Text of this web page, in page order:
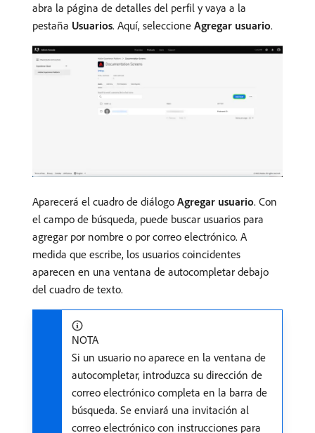
abra la página de detalles del perfil y vaya a la
pestaña Usuarios. Aquí, seleccione Agregar usuario.
Aparecerá el cuadro de diálogo Agregar usuario. Con
el campo de búsqueda, puede buscar usuarios para
agregar por nombre o por correo electrónico. A
medida que escribe, los usuarios coincidentes
aparecen en una ventana de autocompletar debajo
del cuadro de texto.
NOTA
Si un usuario no aparece en la ventana de
autocompletar, introduzca su dirección de
correo electrónico completa en la barra de
búsqueda. Se enviará una invitación al
correo electrónico con instrucciones para